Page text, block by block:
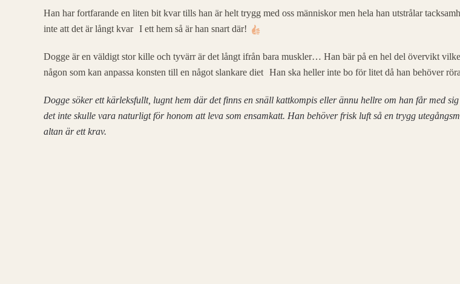
Han har fortfarande en liten bit kvar tills han är helt trygg med oss människor men hela han utstrålar
inte att det är långt kvar I ett hem så är han snart där!
Dogge är en väldigt stor kille och tyvärr är det långt ifrån bara muskler… Han bär på en hel del övervikt
någon som kan anpassa konsten till en något slankare diet Han ska heller inte bo för litet då han behöver
Dogge söker ett kärleksfullt, lugnt hem där det finns en snäll kattkompis eller ännu hellre om han får med
det inte skulle vara naturligt för honom att leva som ensamkatt. Han behöver frisk luft så en trygg
altan är ett krav.